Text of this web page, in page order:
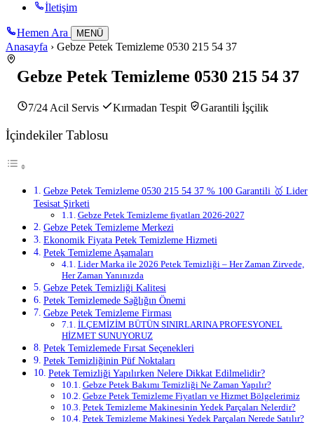
İletişim
Hemen Ara MENÜ
Anasayfa › Gebze Petek Temizleme 0530 215 54 37
Gebze Petek Temizleme 0530 215 54 37
7/24 Acil Servis Kırmadan Tespit Garantili İşçilik
İçindekiler Tablosu
Gebze Petek Temizleme 0530 215 54 37 % 100 Garantili 🥇 Lider
Tesisat Şirketi
Gebze Petek Temizleme fiyatları 2026-2027
Gebze Petek Temizleme Merkezi
Ekonomik Fiyata Petek Temizleme Hizmeti
Petek Temizleme Aşamaları
Lider Marka ile 2026 Petek Temizliği – Her Zaman Zirvede,
Her Zaman Yanınızda
Gebze Petek Temizliği Kalitesi
Petek Temizlemede Sağlığın Önemi
Gebze Petek Temizleme Firması
İLÇEMİZİM BÜTÜN SINIRLARINA PROFESYONEL
HİZMET SUNUYORUZ
Petek Temizlemede Fırsat Seçenekleri
Petek Temizliğinin Püf Noktaları
Petek Temizliği Yapılırken Nelere Dikkat Edilmelidir?
Gebze Petek Bakımı Temizliği Ne Zaman Yapılır?
Gebze Petek Temizleme Fiyatları ve Hizmet Bölgelerimiz
Petek Temizleme Makinesinin Yedek Parçaları Nelerdir?
Petek Temizleme Makinesi Yedek Parçaları Nerede Satılır?